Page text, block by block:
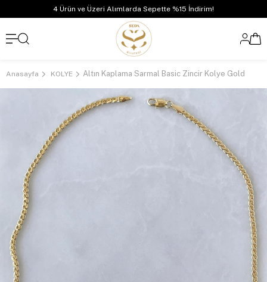
4 Ürün ve Üzeri Alımlarda Sepette %15 İndirim!
Anasayfa KOLYE Altın Kaplama Sarmal Basic Zincir Kolye Gold